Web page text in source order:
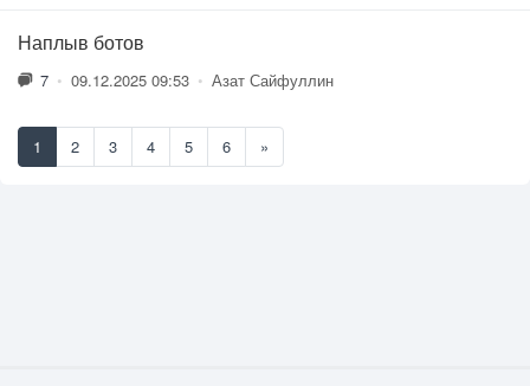
Наплыв ботов
7 • 09.12.2025 09:53 • Азат Сайфуллин
1 2 3 4 5 6 »